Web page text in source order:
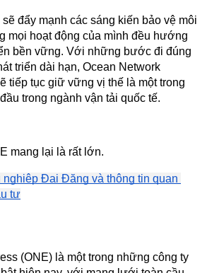
đẩy mạnh các sáng kiến bảo vệ môi
mọi hoạt động của mình đều hướng
bền vững. Với những bước đi đúng
triển dài hạn, Ocean Network
tiếp tục giữ vững vị thế là một trong
trong ngành vận tải quốc tế.
mang lại là rất lớn.
nghiệp Đại Đăng và thông tin quan
tư
(ONE) là một trong những công ty